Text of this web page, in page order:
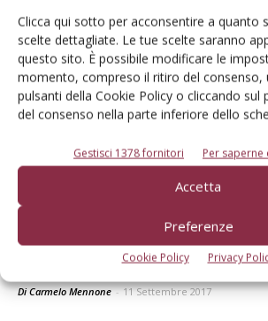
Clicca qui sotto per acconsentire a quanto
scelte dettagliate. Le tue scelte saranno
questo sito. È possibile modificare le
momento, compreso il ritiro del consenso,
pulsanti della Cookie Policy o cliccando sul
del consenso nella parte inferiore dello
Gestisci 1378 fornitori Per
Accetta
Preferenze
Cookie Policy Privacy
Primo bilancio sui nuovi
agrumi introdotti in
Di Carmelo Mennone- 11 Settembre 2017